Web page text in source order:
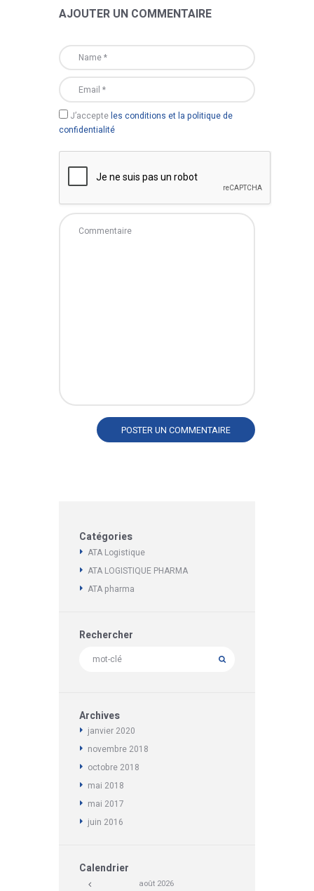
AJOUTER UN COMMENTAIRE
J’accepteles conditions et la politique de
confidentialité
Catégories
ATA Logistique
ATA LOGISTIQUE PHARMA
ATA pharma
Rechercher
Archives
janvier 2020
novembre 2018
octobre 2018
mai 2018
mai 2017
juin 2016
Calendrier
août 2026